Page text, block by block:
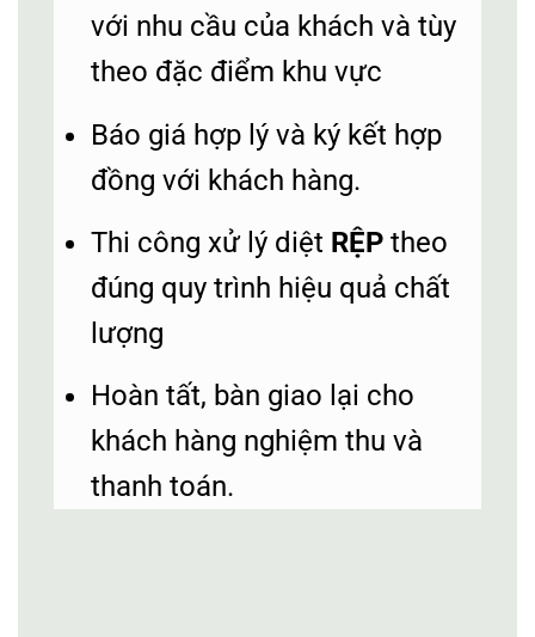
với nhu cầu của khách và tùy
theo đặc điểm khu vực
Báo giá hợp lý và ký kết hợp
đồng với khách hàng.
Thi công xử lý diệt RỆP theo
đúng quy trình hiệu quả chất
lượng
Hoàn tất, bàn giao lại cho
khách hàng nghiệm thu và
thanh toán.